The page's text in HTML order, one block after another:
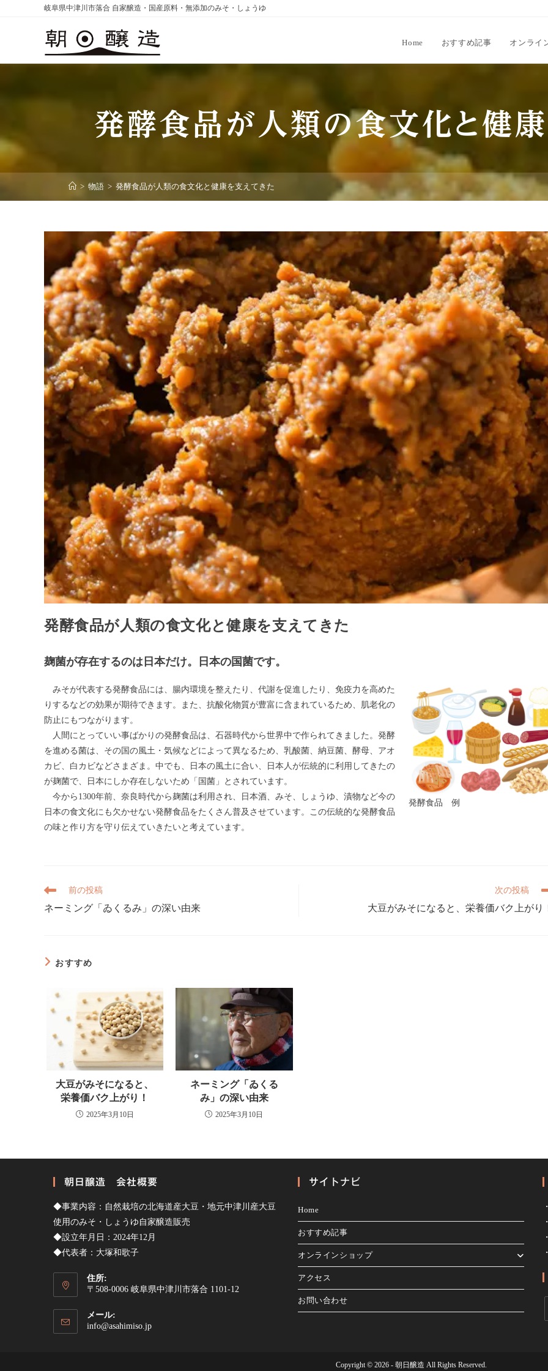
プ
岐阜県中津川市落合 自家醸造・国産原料・無添加のみそ・しょうゆ
Home おすすめ記事 オンライ
発酵食品が人類の食文化と健康
> 物語 > 発酵食品が人類の食文化と健康を支えてきた
発酵食品が人類の食文化と健康を支えてきた
麹菌が存在するのは日本だけ。日本の国菌です。
発酵食品 例
みそが代表する発酵食品には、腸内環境を整えたり、代謝を促進したり、免疫力を高めた
りするなどの効果が期待できます。また、抗酸化物質が豊富に含まれているため、肌老化の
防止にもつながります。
人間にとっていい事ばかりの発酵食品は、石器時代から世界中で作られてきました。発酵
を進める菌は、その国の風土・気候などによって異なるため、乳酸菌、納豆菌、酵母、アオ
カビ、白カビなどさまざま。中でも、日本の風土に合い、日本人が伝統的に利用してきたの
が麹菌で、日本にしか存在しないため「国菌」とされています。
今から1300年前、奈良時代から麹菌は利用され、日本酒、みそ、しょうゆ、漬物など今の
日本の食文化にも欠かせない発酵食品をたくさん普及させています。この伝統的な発酵食品
の味と作り方を守り伝えていきたいと考えています。
そ
他
を
前の投稿
ネーミング「ゐくるみ」の深い由来
次の投稿
大豆がみそになると、栄養価バク上がり
おすすめ
大豆がみそになると、
栄養価バク上がり！
2025年3月10日
ネーミング「ゐくる
み」の深い由来
2025年3月10日
朝日醸造 会社概要
◆事業内容：自然栽培の北海道産大豆・地元中津川産大豆
使用のみそ・しょうゆ自家醸造販売
◆設立年月日：2024年12月
◆代表者：大塚和歌子
住所:
〒508-0006 岐阜県中津川市落合 1101-12
メール:
info@asahimiso.jpア
サイトナビ
Home
おすすめ記事
オンラインショップ
アクセス
お問い合わせ
Copyright © 2026 - 朝日醸造 All Rights Reserved.